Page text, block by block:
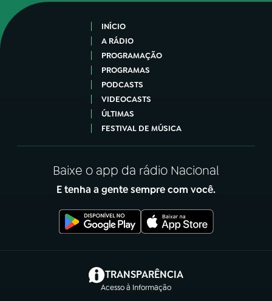
INÍCIO
A RÁDIO
PROGRAMAÇÃO
PROGRAMAS
PODCASTS
VIDEOCASTS
ÚLTIMAS
FESTIVAL DE MÚSICA
Baixe o app da rádio Nacional
E tenha a gente sempre com você.
TRANSPARÊNCIA
Acesso à Informação
(abre em nova aba)